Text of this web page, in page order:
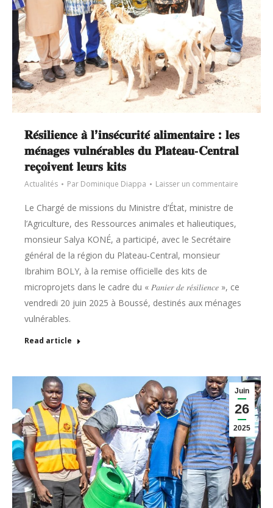
𝐑𝐞́𝐬𝐢𝐥𝐢𝐞𝐧𝐜𝐞 𝐚̀ 𝐥’𝐢𝐧𝐬𝐞́𝐜𝐮𝐫𝐢𝐭𝐞́ 𝐚𝐥𝐢𝐦𝐞𝐧𝐭𝐚𝐢𝐫𝐞 : 𝐥𝐞𝐬
𝐦𝐞́𝐧𝐚𝐠𝐞𝐬 𝐯𝐮𝐥𝐧𝐞́𝐫𝐚𝐛𝐥𝐞𝐬 𝐝𝐮 𝐏𝐥𝐚𝐭𝐞𝐚𝐮‑𝐂𝐞𝐧𝐭𝐫𝐚𝐥
𝐫𝐞𝐜̧𝐨𝐢𝐯𝐞𝐧𝐭 𝐥𝐞𝐮𝐫𝐬 𝐤𝐢𝐭𝐬
Actualités Par Dominique Diappa Laisser un commentaire
Le Chargé de missions du Ministre d’État, ministre de
l’Agriculture, des Ressources animales et halieutiques,
monsieur Salya KONÉ, a participé, avec le Secrétaire
général de la région du Plateau‑Central, monsieur
Ibrahim BOLY, à la remise officielle des kits de
microprojets dans le cadre du « 𝑃𝑎𝑛𝑖𝑒𝑟 𝑑𝑒 𝑟𝑒́𝑠𝑖𝑙𝑖𝑒𝑛𝑐𝑒 », ce
vendredi 20 juin 2025 à Boussé, destinés aux ménages
vulnérables.
Read article
Juin
26
2025